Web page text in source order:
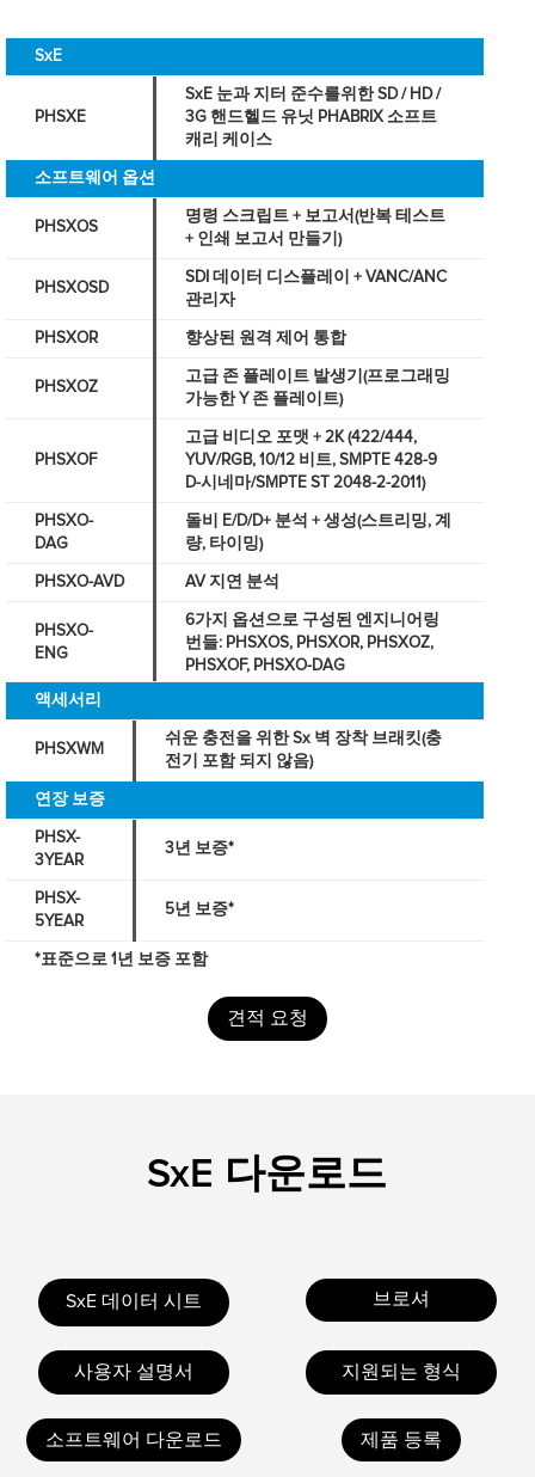
SxE
PHSXE
SxE 눈과 지터 준수를위한 SD / HD /
3G 핸드헬드 유닛 PHABRIX 소프트
캐리 케이스
소프트웨어 옵션
PHSXOS
명령 스크립트 + 보고서(반복 테스트
+ 인쇄 보고서 만들기)
PHSXOSD
SDI 데이터 디스플레이 + VANC/ANC
관리자
PHSXOR
향상된 원격 제어 통합
PHSXOZ
고급 존 플레이트 발생기(프로그래밍
가능한 Y 존 플레이트)
PHSXOF
고급 비디오 포맷 + 2K (422/444,
YUV/RGB, 10/12 비트, SMPTE 428-9
D-시네마/SMPTE ST 2048-2-2011)
PHSXO-
DAG
돌비 E/D/D+ 분석 + 생성(스트리밍, 계
량, 타이밍)
PHSXO-AVD
AV 지연 분석
PHSXO-
ENG
6가지 옵션으로 구성된 엔지니어링
번들: PHSXOS, PHSXOR, PHSXOZ,
PHSXOF, PHSXO-DAG
액세서리
PHSXWM
쉬운 충전을 위한 Sx 벽 장착 브래킷(충
전기 포함 되지 않음)
연장 보증
PHSX-
3YEAR
3년 보증*
PHSX-
5YEAR
5년 보증*
*표준으로 1년 보증 포함
견적 요청
SxE 다운로드
SxE 데이터 시트 브로셔
사용자 설명서 지원되는 형식
소프트웨어 다운로드 제품 등록